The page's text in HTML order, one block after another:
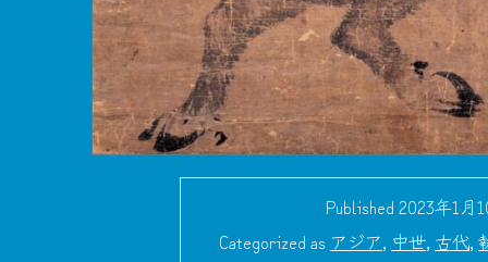
Published 2023年1月
Categorized as アジア, 中世, 古代,